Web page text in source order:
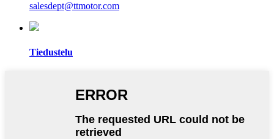
salesdept@ttmotor.com
Tiedustelu